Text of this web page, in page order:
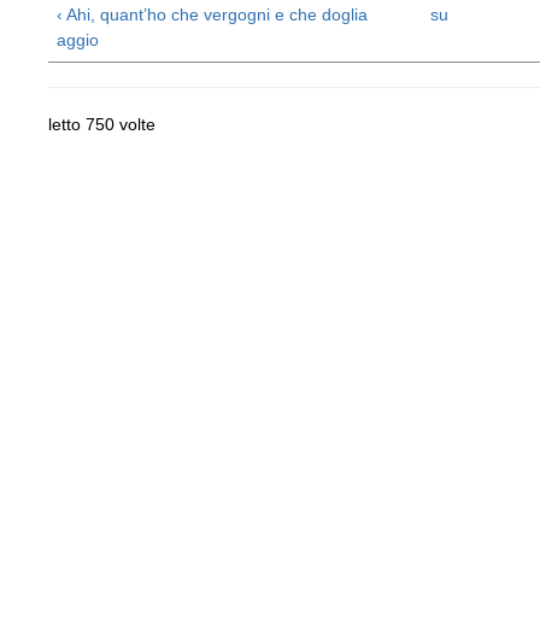
‹ Ahi, quant’ho che vergogni e che doglia
aggio
su
letto 750 volte